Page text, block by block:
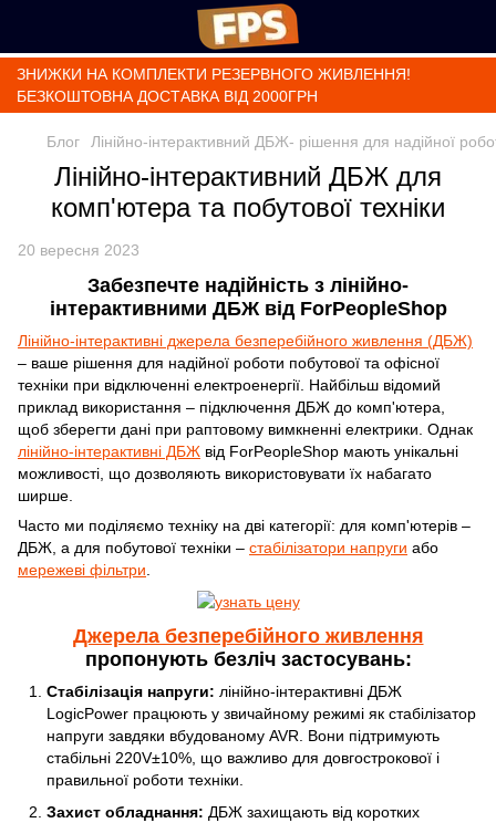
ЗНИЖКИ НА КОМПЛЕКТИ РЕЗЕРВНОГО ЖИВЛЕННЯ!
БЕЗКОШТОВНА ДОСТАВКА ВІД 2000ГРН
Блог Лінійно-інтерактивний ДБЖ- рішення для надійної
Лінійно-інтерактивний ДБЖ для
комп'ютера та побутової техніки
20 вересня 2023
Забезпечте надійність з лінійно-
інтерактивними ДБЖ від ForPeopleShop
Лінійно-інтерактивні джерела безперебійного живлення (ДБЖ)
– ваше рішення для надійної роботи побутової та офісної
техніки при відключенні електроенергії. Найбільш відомий
приклад використання – підключення ДБЖ до комп'ютера,
щоб зберегти дані при раптовому вимкненні електрики. Однак
лінійно-інтерактивні ДБЖ від ForPeopleShop мають унікальні
можливості, що дозволяють використовувати їх набагато
ширше.
Часто ми поділяємо техніку на дві категорії: для комп'ютерів –
ДБЖ, а для побутової техніки – стабілізатори напруги або
мережеві фільтри.
Джерела безперебійного живлення
пропонують безліч застосувань:
Стабілізація напруги: лінійно-інтерактивні ДБЖ
LogicPower працюють у звичайному режимі як стабілізатор
напруги завдяки вбудованому AVR. Вони підтримують
стабільні 220V±10%, що важливо для довгострокової і
правильної роботи техніки.
Захист обладнання: ДБЖ захищають від коротких